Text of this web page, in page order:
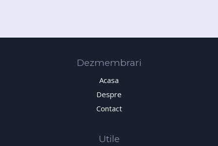
Dezmembrari
Acasa
Despre
Contact
Utile